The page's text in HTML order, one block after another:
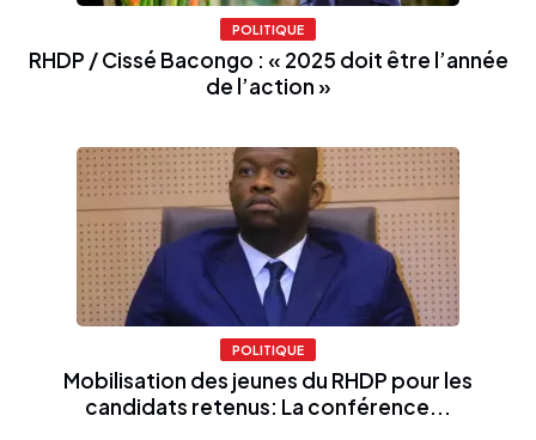
POLITIQUE
RHDP / Cissé Bacongo : « 2025 doit être l’année
de l’action »
POLITIQUE
Mobilisation des jeunes du RHDP pour les
candidats retenus: La conférence...